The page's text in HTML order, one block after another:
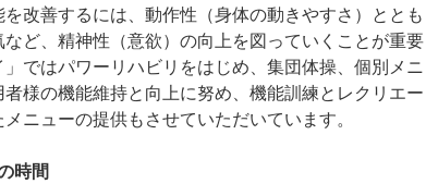
改善するには、動作性（身体の動きやすさ）ととも
など、精神性（意欲）の向上を図っていくことが重要
ではパワーリハビリをはじめ、集団体操、個別メニ
者様の機能維持と向上に努め、機能訓練とレクリエー
ニューの提供もさせていただいています。
時間